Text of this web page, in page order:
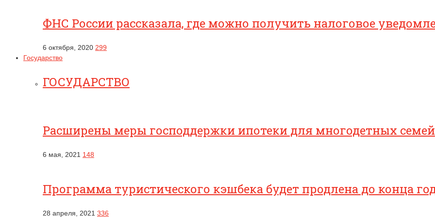
ФНС России рассказала, где можно получить налоговое
6 октября, 2020 299
Государство
ГОСУДАРСТВО
Расширены меры господдержки ипотеки для многодетных семей
6 мая, 2021 148
Программа туристического кэшбека будет продлена до конца
28 апреля, 2021 336